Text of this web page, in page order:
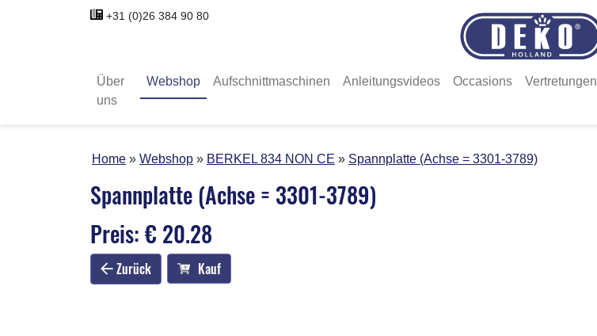
+31 (0)26 384 90 80
Über
uns
Webshop Aufschnittmaschinen Anleitungsvideos Occasions Vertretungen
Home Webshop BERKEL 834 NON CE Spannplatte (Achse = 3301-3789)
Spannplatte (Achse = 3301-3789)
Preis: € 20.28
Zurück Kauf